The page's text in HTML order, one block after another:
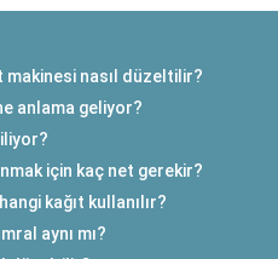
nasıl düzeltilir?
anlama geliyor?
için kaç net gerekir?
kağıt kullanılır?
aynı mı?